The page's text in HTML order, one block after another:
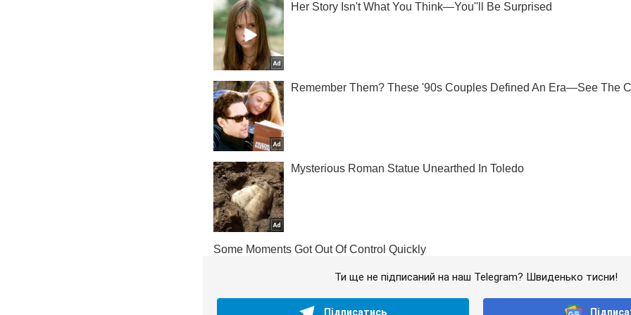
Ти ще не підписаний на наш Telegram? Швиденько тисни!
Підписатись